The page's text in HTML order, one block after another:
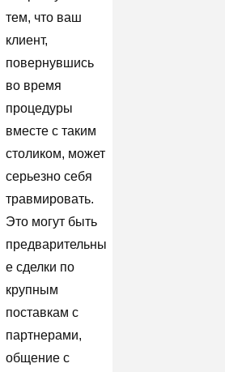
тем, что ваш
клиент,
повернувшись
во время
процедуры
вместе с таким
столиком, может
серьезно себя
травмировать.
Это могут быть
предварительны
е сделки по
крупным
поставкам с
партнерами,
общение с